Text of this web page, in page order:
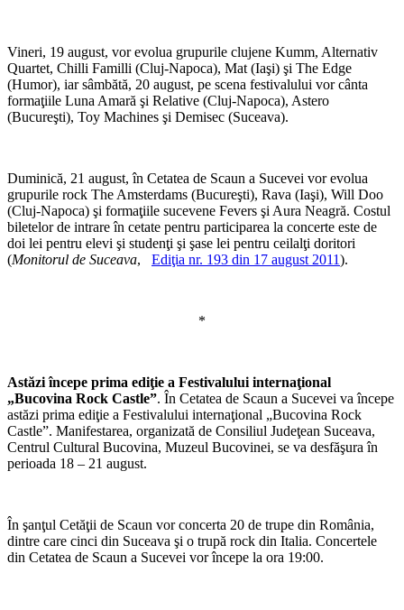
Vineri, 19 august, vor evolua grupurile clujene Kumm, Alternativ
Quartet, Chilli Familli (Cluj-Napoca), Mat (Iaşi) şi The Edge
(Humor), iar sâmbătă, 20 august, pe scena festivalului vor cânta
formaţiile Luna Amară şi Relative (Cluj-Napoca), Astero
(Bucureşti), Toy Machines şi Demisec (Suceava).
Duminică, 21 august, în Cetatea de Scaun a Sucevei vor evolua
grupurile rock The Amsterdams (Bucureşti), Rava (Iaşi), Will Doo
(Cluj-Napoca) şi formaţiile sucevene Fevers şi Aura Neagră. Costul
biletelor de intrare în cetate pentru participarea la concerte este de
doi lei pentru elevi şi studenţi şi şase lei pentru ceilalţi doritori
(Monitorul de Suceava, Ediţia nr. 193 din 17 august 2011).
*
Astăzi începe prima ediţie a Festivalului internaţional
„Bucovina Rock Castle”. În Cetatea de Scaun a Sucevei va începe
astăzi prima ediţie a Festivalului internaţional „Bucovina Rock
Castle”. Manifestarea, organizată de Consiliul Judeţean Suceava,
Centrul Cultural Bucovina, Muzeul Bucovinei, se va desfăşura în
perioada 18 – 21 august.
În şanţul Cetăţii de Scaun vor concerta 20 de trupe din România,
dintre care cinci din Suceava şi o trupă rock din Italia. Concertele
din Cetatea de Scaun a Sucevei vor începe la ora 19:00.